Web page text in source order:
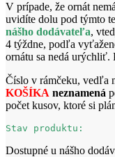
V prípade, že ornát
uvidíte dolu pod týmto
nášho dodávateľa,
4 týždne, podľa
ornátu sa nedá urýchliť.
Číslo v rámčeku, vedľa
KOŠÍKA neznamená
počet kusov, ktoré si
Stav produktu:
Dostupné u nášho